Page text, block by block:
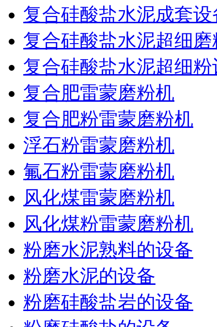
复合硅酸盐水泥成套设
复合硅酸盐水泥超细磨
复合硅酸盐水泥超细粉
复合肥雷蒙磨粉机
复合肥粉雷蒙磨粉机
浮石粉雷蒙磨粉机
氟石粉雷蒙磨粉机
风化煤雷蒙磨粉机
风化煤粉雷蒙磨粉机
粉磨水泥熟料的设备
粉磨水泥的设备
粉磨硅酸盐岩的设备